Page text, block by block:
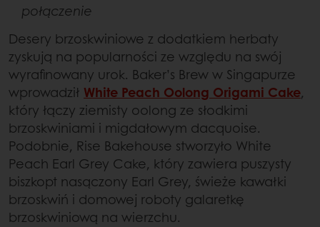
połączenie
Desery brzoskwiniowe z dodatkiem herbaty
zyskują na popularności ze względu na swój
wyrafinowany urok. Baker’s Brew w Singapurze
wprowadził White Peach Oolong Origami Cake,
który łączy ziemisty oolong ze słodkimi
brzoskwiniami i migdałowym dacquoise.
Podobnie, Rise Bakehouse stworzyło White
Peach Earl Grey Cake, który zawiera puszysty
biszkopt nasączony Earl Grey, świeże kawałki
brzoskwiń i domowej roboty galaretkę
brzoskwiniową na wierzchu.